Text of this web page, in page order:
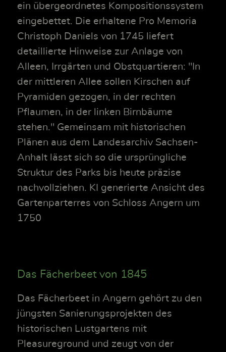
ein übergeordnetes Kompositionssystem
eingebettet. Die erhaltene Pro Memoria
Christoph Daniels von 1745 liefert
detaillierte Hinweise zur Anlage von
Alleen, Irrgärten und Obstquartieren: "In
der mittleren Allee sollen Kirschen auf
Pyramiden gezogen, in der rechten
Pflaumen, in der linken Birnbäume
stehen." Gemeinsam mit historischen
Plänen aus dem Landesarchiv Sachsen-
Anhalt lässt sich so die ursprüngliche
Struktur des Parks bis heute präzise
nachvollziehen. KI generierte Ansicht des
Gartenparterres von Schloss Angern um
1750
Das Fächerbeet von 1845
Das Fächerbeet in Angern gehört zu den
jüngsten Sanierungsprojekten des
historischen Lustgartens mit
Pleasureground und zeugt von der